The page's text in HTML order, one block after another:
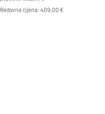
Redovna cijena: 409,00 €